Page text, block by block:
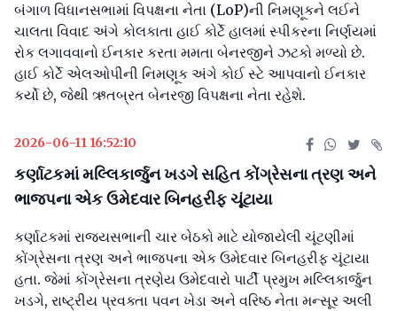
બંગાળ વિધાનસભામાં વિપક્ષના નેતા (LoP)ની નિમણૂકને લઈને
ચાલતા વિવાદ અંગે કોલકાતા હાઈ કોર્ટે હાલમાં સ્પીકરના નિર્ણયમાં
રોક લગાવવાનો ઈનકાર કરતા મમતા બેનરજીને ઝટકો મળ્યો છે.
હાઈ કોર્ટે એલઓપીની નિમણૂક અંગે કોઈ સ્ટે આપવાનો ઈનકાર
કર્યો છે, જેથી ઋતબ્રત બેનરજી વિપક્ષના નેતા રહેશે.
2026-06-11 16:52:10
કર્ણાટકમાં મલ્લિકાર્જુન ખડગે સહિત કોંગ્રેસના ત્રણ અને
ભાજપના એક ઉમેદવાર બિનહરીફ ચૂંટાયા
કર્ણાટકમાં રાજ્યસભાની ચાર બેઠકો માટે યોજાયેલી ચૂંટણીમાં
કોંગ્રેસના ત્રણ અને ભાજપના એક ઉમેદવાર બિનહરીફ ચૂંટાયા
હતા. જેમાં કોંગ્રેસના ત્રણેય ઉમેદવારો પાર્ટી પ્રમુખ મલ્લિકાર્જુન
ખડગે, રાષ્ટ્રીય પ્રવક્તા પવન ખેડા અને વરિષ્ઠ નેતા મન્સૂર અલી